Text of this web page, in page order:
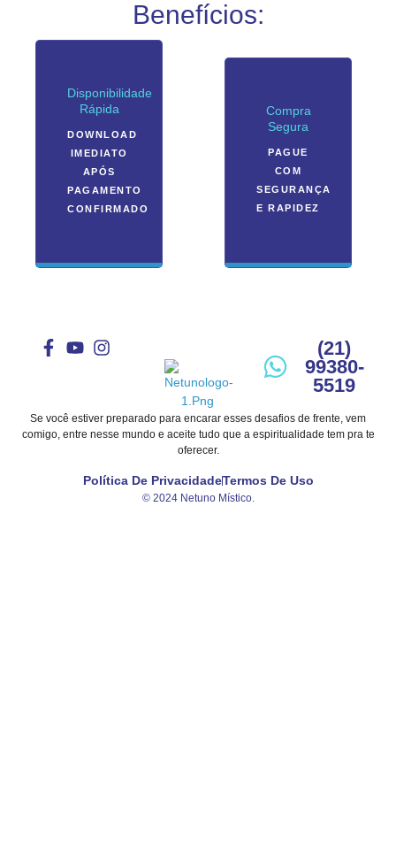
Benefícios:
Disponibilidade
Rápida
DOWNLOAD
IMEDIATO
APÓS
PAGAMENTO
CONFIRMADO
Compra
Segura
PAGUE
COM
SEGURANÇA
E RAPIDEZ
(21)
99380-
5519
Se você estiver preparado para encarar esses desafios de frente, vem
comigo, entre nesse mundo e aceite tudo que a espiritualidade tem pra te
oferecer.
Política De PrivacidadeTermos De Uso
© 2024 Netuno Místico.